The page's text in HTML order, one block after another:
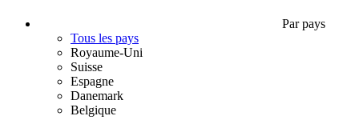
Par pays
Tous les pays
Royaume-Uni
Suisse
Espagne
Danemark
Belgique